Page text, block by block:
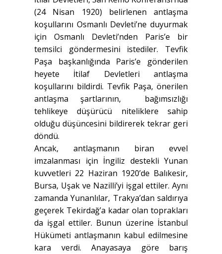
(24 Nisan 1920) belirlenen antlaşma
koşullarını Osmanlı Devleti’ne duyurmak
için Osmanlı Devleti’nden Paris’e bir
temsilci göndermesini istediler. Tevfik
Paşa başkanlığında Paris’e gönderilen
heyete İtilaf Devletleri antlaşma
koşullarını bildirdi. Tevfik Paşa, önerilen
antlaşma şartlarının, bağımsızlığı
tehlikeye düşürücü niteliklere sahip
olduğu düşüncesini bildirerek tekrar geri
döndü.
Ancak, antlaşmanın biran evvel
imzalanması için İngiliz destekli Yunan
kuvvetleri 22 Haziran 1920’de Balıkesir,
Bursa, Uşak ve Nazilli’yi işgal ettiler. Aynı
zamanda Yunanlılar, Trakya’dan saldırıya
geçerek Tekirdağ’a kadar olan toprakları
da işgal ettiler. Bunun üzerine İstanbul
Hükümeti antlaşmanın kabul edilmesine
kara verdi. Anayasaya göre barış